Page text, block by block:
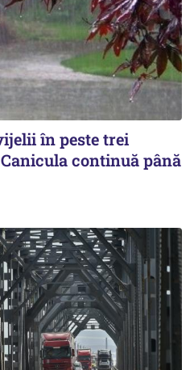
în peste trei
continuă până